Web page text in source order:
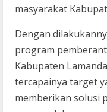
masyarakat
Dengan
program
Kabupaten
tercapainya target
memberikan solusi